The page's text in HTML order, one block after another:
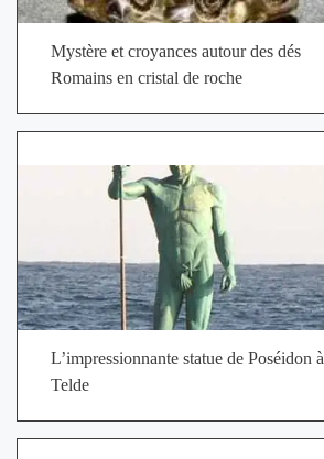
Mystère et croyances autour des dés
Romains en cristal de roche
L’impressionnante statue de Poséidon à
Telde